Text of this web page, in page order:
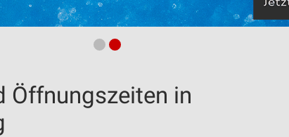
Öffnungszeiten in